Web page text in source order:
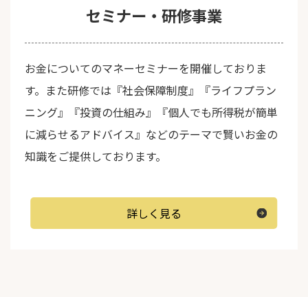
セミナー・研修事業
お金についてのマネーセミナーを開催しておりま
す。また研修では『社会保障制度』『ライフプラン
ニング』『投資の仕組み』『個人でも所得税が簡単
に減らせるアドバイス』などのテーマで賢いお金の
知識をご提供しております。
詳しく見る